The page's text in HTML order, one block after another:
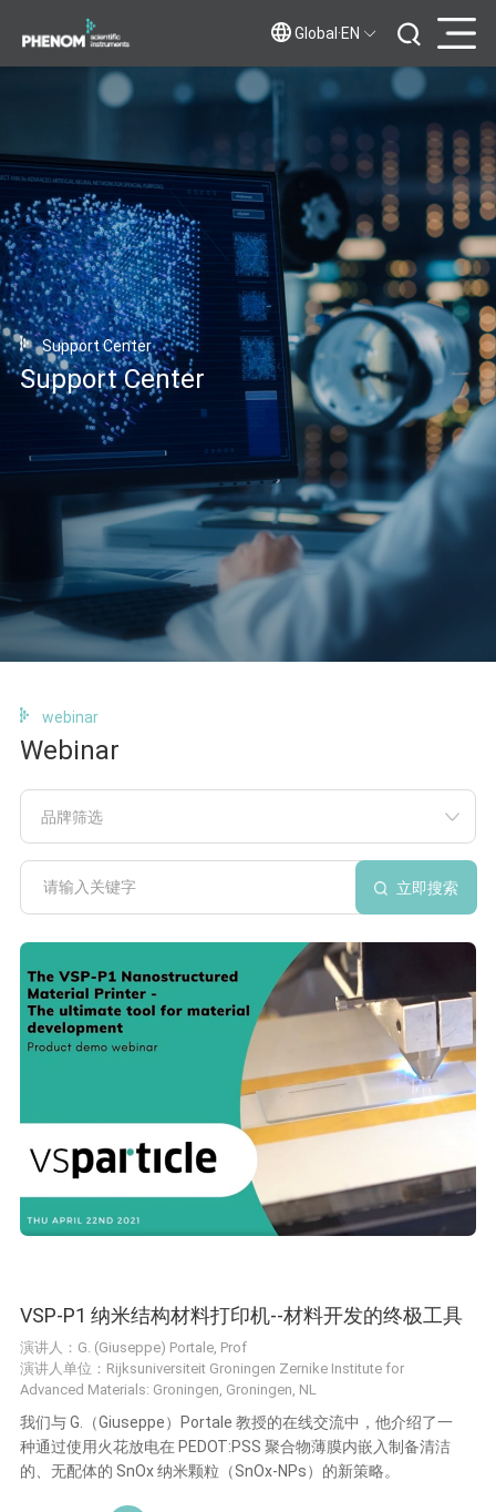
Global·EN
Support Center
Support Center
webinar
Webinar
品牌筛选
立即搜索
VSP-P1 纳米结构材料打印机--材料开发的终极工具
演讲人：G. (Giuseppe) Portale, Prof
演讲人单位：Rijksuniversiteit Groningen Zernike Institute for
Advanced Materials: Groningen, Groningen, NL
我们与 G.（Giuseppe）Portale 教授的在线交流中，他介绍了一
种通过使用火花放电在 PEDOT:PSS 聚合物薄膜内嵌入制备清洁
的、无配体的 SnOx 纳米颗粒（SnOx-NPs）的新策略。